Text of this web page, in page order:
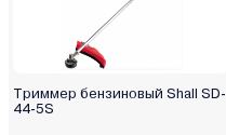
Триммер бензиновый Shall SD-
44-5S